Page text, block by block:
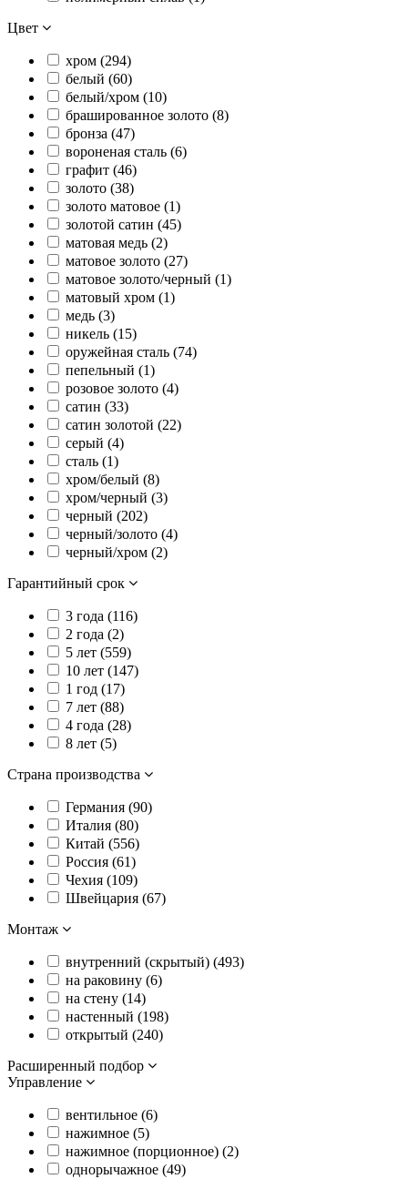
Цвет
хром (294)
белый (60)
белый/хром (10)
брашированное золото (8)
бронза (47)
вороненая сталь (6)
графит (46)
золото (38)
золото матовое (1)
золотой сатин (45)
матовая медь (2)
матовое золото (27)
матовое золото/черный (1)
матовый хром (1)
медь (3)
никель (15)
оружейная сталь (74)
пепельный (1)
розовое золото (4)
сатин (33)
сатин золотой (22)
серый (4)
сталь (1)
хром/белый (8)
хром/черный (3)
черный (202)
черный/золото (4)
черный/хром (2)
Гарантийный срок
3 года (116)
2 года (2)
5 лет (559)
10 лет (147)
1 год (17)
7 лет (88)
4 года (28)
8 лет (5)
Страна производства
Германия (90)
Италия (80)
Китай (556)
Россия (61)
Чехия (109)
Швейцария (67)
Монтаж
внутренний (скрытый) (493)
на раковину (6)
на стену (14)
настенный (198)
открытый (240)
Расширенный подбор
Управление
вентильное (6)
нажимное (5)
нажимное (порционное) (2)
однорычажное (49)